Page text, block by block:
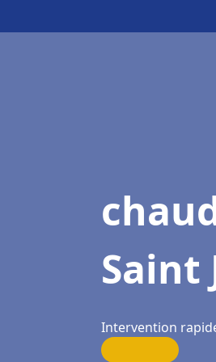
Saint
Intervention